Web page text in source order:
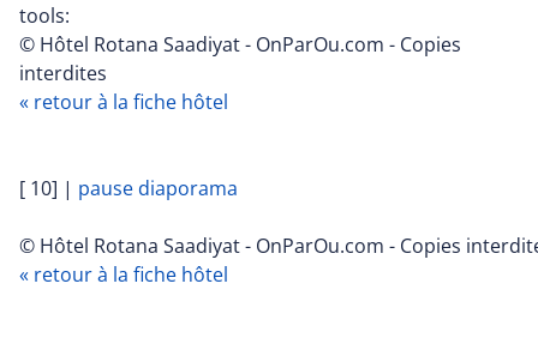
tools:
© Hôtel Rotana Saadiyat - OnParOu.com - Copies
interdites
« retour à la fiche hôtel
[ 10] | pause diaporama
© Hôtel Rotana Saadiyat - OnParOu.com - Copies
« retour à la fiche hôtel